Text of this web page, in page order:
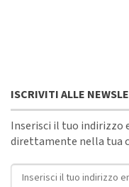
ISCRIVITI ALLE
Inserisci il tuo indirizzo
direttamente nella tua
Indirizzo email